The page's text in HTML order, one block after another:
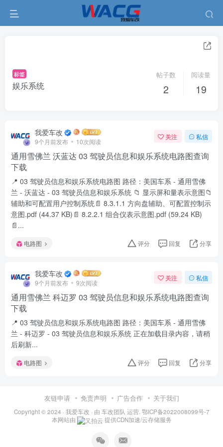
标签
娱乐系统
帖子数
2
阅读量
19
我爱车改
9个月前发布 10次阅读
关注 私信
通用雪佛兰 沃蓝达 03 驾驶员信息和娱乐系统电路图查询
下载
📍 03 驾驶员信息和娱乐系统电路图 路径：美国车系 - 通用雪佛
兰 - 沃蓝达 - 03 驾驶员信息和娱乐系统 📁 显示屏和量表示意图📁
辅助和可配置用户控制系统📄 8.3.1.1 方向盘辅助、可配置控制示
意图.pdf (44.37 KB)📄 8.2.2.1 组合仪表示意图.pdf (59.24 KB)
📄...
电路图 评分 回复 分享
我爱车改
9个月前发布 9次阅读
关注 私信
通用雪佛兰 科迈罗 03 驾驶员信息和娱乐系统电路图查询
下载
📍 03 驾驶员信息和娱乐系统电路图 路径：美国车系 - 通用雪佛
兰 - 科迈罗 - 03 驾驶员信息和娱乐系统 正在加载目录内容，请稍
后刷新...
电路图 评分 回复 分享
友链申请 免责声明 广告合作 关于我们
Copyright © 2024 · 我爱车改 · 由 车改团队 运营. 鄂ICP备2022008099号-7
本网站由
提供CDN加速/云存储服务